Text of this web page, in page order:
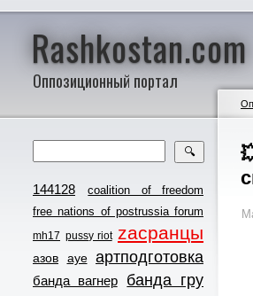
Rashkostan.com
Оппозиционный портал
🔍
144128
coalition of freedom
free nations of postrussia forum
mh17 pussy riot zасранцы
азов ауе артподготовка
банда вагнер банда гру